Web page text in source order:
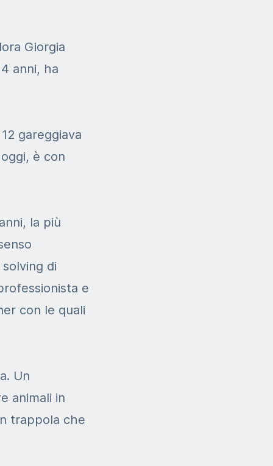
Giorgia
anni, ha
gareggiava
è con
la più
di
e
con le quali
Un
animali in
trappola che